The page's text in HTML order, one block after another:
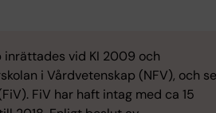
inrättades vid KI 2009 och
i Vårdvetenskap (NFV), och
FiV har haft intag med ca 15